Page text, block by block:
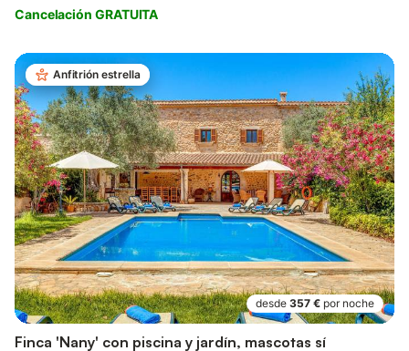
Cancelación GRATUITA
Anfitrión estrella
desde 357 € por noche
Finca 'Nany' con piscina y jardín, mascotas sí